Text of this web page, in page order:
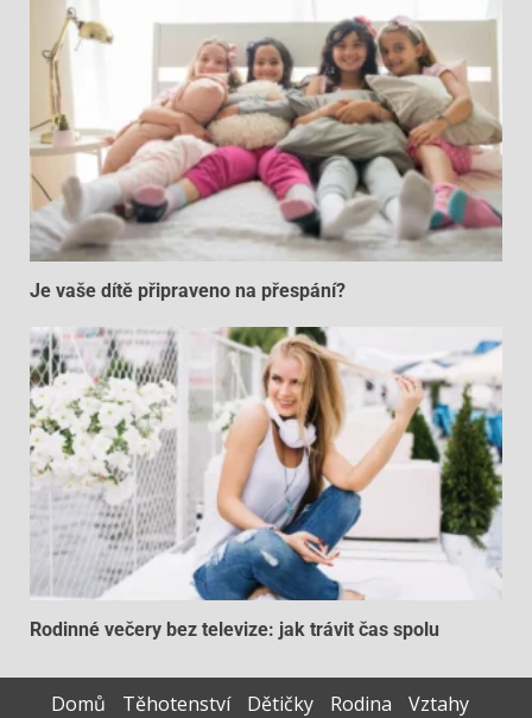
Je vaše dítě připraveno na přespání?
Rodinné večery bez televize: jak trávit čas spolu
Domů Těhotenství Dětičky Rodina Vztahy